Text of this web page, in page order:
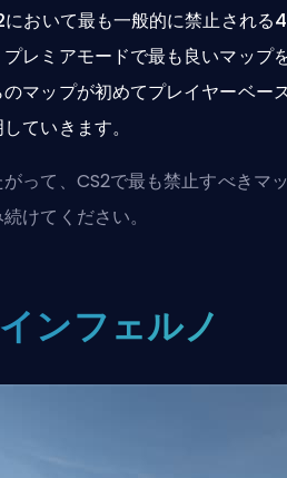
おいて最も一般的に禁止される
レミアモードで最も良いマップ
マップが初めてプレイヤーベー
ていきます。
って、CS2で最も禁止すべきマ
けてください。
ンフェルノ